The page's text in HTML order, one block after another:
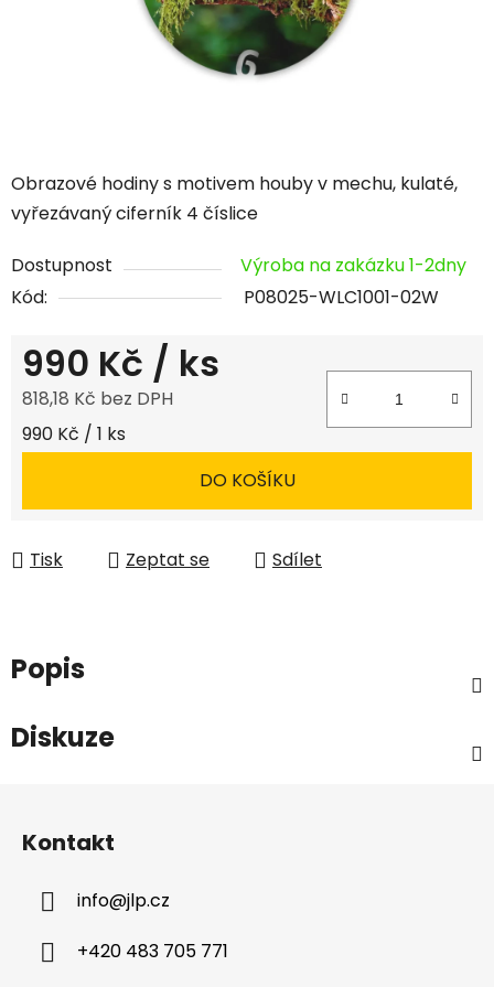
Obrazové hodiny s motivem houby v mechu, kulaté,
vyřezávaný ciferník 4 číslice
Dostupnost
Výroba na zakázku 1-2dny
Kód:
P08025-WLC1001-02W
990 Kč / ks
818,18 Kč bez DPH
Měrná cena:
990 Kč / 1 ks
DO KOŠÍKU
Tisk Zeptat se Sdílet
Popis
Diskuze
Kontakt
info@jlp.cz
+420 483 705 771